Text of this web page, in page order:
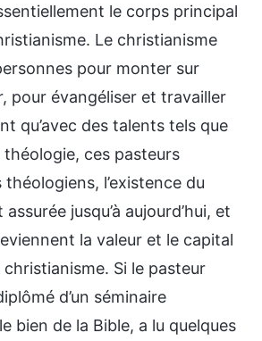
le corps principal
Le christianisme
pour monter sur
pour évangéliser et travailler
qu’avec des talents tels que
ces pasteurs
l’existence du
jusqu’à aujourd’hui, et
la valeur et le capital
christianisme. Si le pasteur
d’un séminaire
bien de la Bible, a lu quelques